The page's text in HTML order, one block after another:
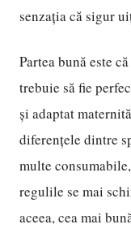
senzația că sigur
Partea bună este
trebuie să fie
și adaptat
diferențele dintre
multe
regulile se mai
aceea, cea mai